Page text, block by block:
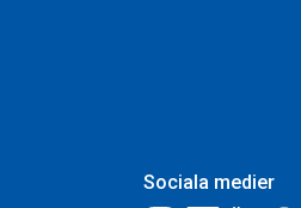
Sociala medier